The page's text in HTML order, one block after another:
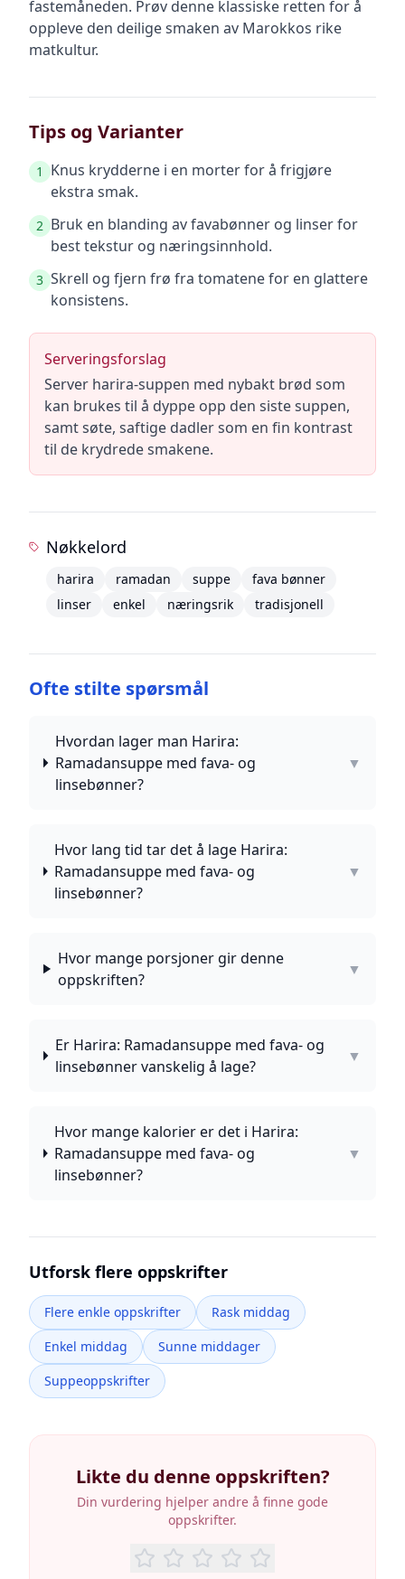
fastemåneden. Prøv denne klassiske retten for å
oppleve den deilige smaken av Marokkos rike
matkultur.
Tips og Varianter
1
Knus krydderne i en morter for å frigjøre
ekstra smak.
2 Bruk en blanding av favabønner og linser for
best tekstur og næringsinnhold.
3 Skrell og fjern frø fra tomatene for en glattere
konsistens.
Serveringsforslag
Server harira-suppen med nybakt brød som
kan brukes til å dyppe opp den siste suppen,
samt søte, saftige dadler som en fin kontrast
til de krydrede smakene.
Nøkkelord
harira ramadan suppe
fava bønner
linser
enkel næringsrik tradisjonell
Ofte stilte spørsmål
Hvordan lager man Harira:
Ramadansuppe med fava- og
linsebønner?
▼
Hvor lang tid tar det å lage Harira:
Ramadansuppe med fava- og
linsebønner?
▼
Hvor mange porsjoner gir denne
oppskriften?
▼
Er Harira: Ramadansuppe med fava- og
linsebønner vanskelig å lage?
▼
Hvor mange kalorier er det i Harira:
Ramadansuppe med fava- og
linsebønner?
▼
Utforsk flere oppskrifter
Flere enkle oppskrifter
Rask middag
Enkel middag
Sunne middager
Suppeoppskrifter
Likte du denne oppskriften?
Din vurdering hjelper andre å finne gode
oppskrifter.